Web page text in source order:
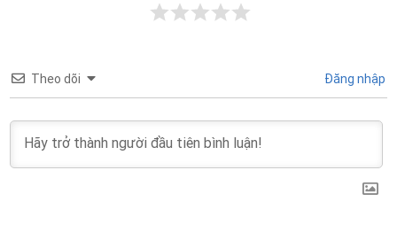
Theo dõi Đăng nhập